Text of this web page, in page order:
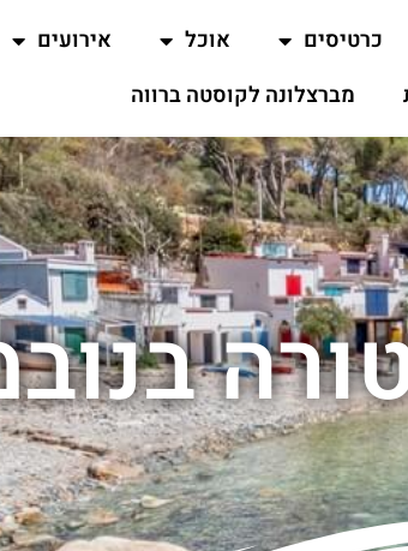
כרטיסים אוכל
אירועים
מברצלונה לקוסטה ברווה